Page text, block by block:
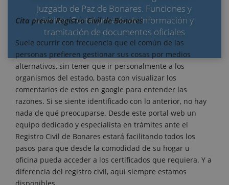
Juzgado de Paz de Bonares. Funciones y
trámites. Portal privado de información y
tramitación de documentos oficiales
Cita previa Registro Civil de Bonares
Suele ocurrir con frecuencia que el común de las
personas prefieren gestionar sus cosas por medios
alternativos, sin tener que ir personalmente a los
organismos del estado, basta con visualizar los
comentarios de estos en google para entender las
razones. Si se siente identificado con lo anterior, no hay
nada de qué preocuparse. Desde este portal web un
equipo dedicado y especialista en trámites ante el
Registro Civil de Bonares estará facilitando todos los
pasos para que desde la comodidad de su hogar u
oficina pueda acceder a los certificados que requiera. Y a
diferencia del registro civil, aquí siempre estamos
disponibles.